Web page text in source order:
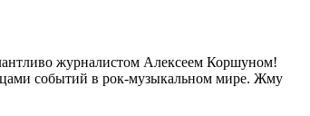
журналистом Алексеем Коршуном!
событий в рок-музыкальном мире. Жму